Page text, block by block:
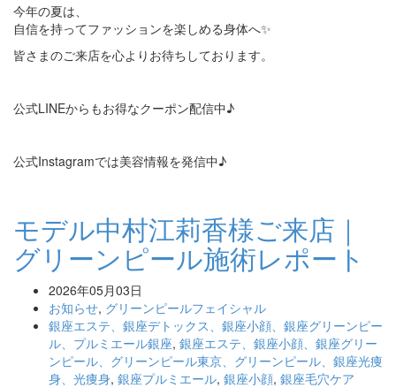
今年の夏は、
自信を持ってファッションを楽しめる身体へ✨
皆さまのご来店を心よりお待ちしております。
公式LINEからもお得なクーポン配信中♪
公式Instagramでは美容情報を発信中♪
モデル中村江莉香様ご来店｜
グリーンピール施術レポート
2026年05月03日
お知らせ, グリーンピールフェイシャル
銀座エステ、銀座デトックス、銀座小顔、銀座グリーンピー
ル、プルミエール銀座, 銀座エステ、銀座小顔、銀座グリー
ンピール、グリーンピール東京、グリーンピール、銀座光痩
身、光痩身, 銀座プルミエール, 銀座小顔, 銀座毛穴ケア